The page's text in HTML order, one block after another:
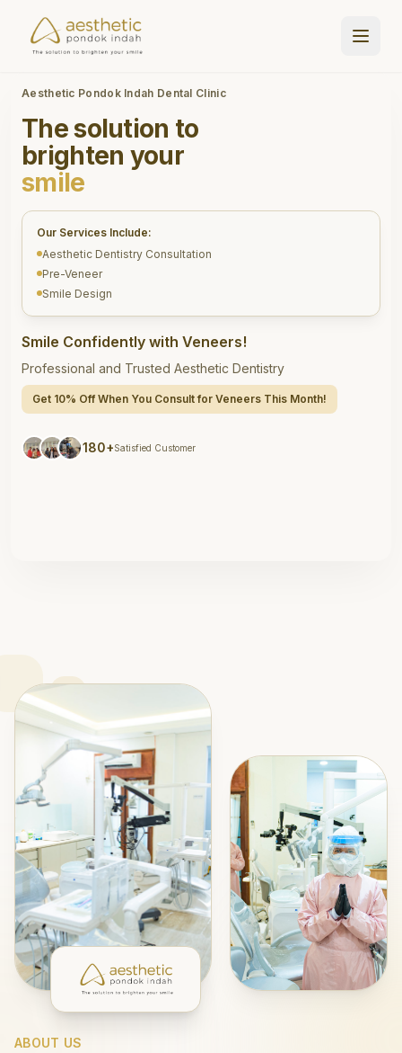
Aesthetic Pondok Indah Dental Clinic
The solution to
brighten your
smile
Our Services Include:
Aesthetic Dentistry Consultation
Pre-Veneer
Smile Design
Smile Confidently with Veneers!
Professional and Trusted Aesthetic Dentistry
Get 10% Off When You Consult for Veneers This Month!
180+Satisfied Customer
ABOUT US